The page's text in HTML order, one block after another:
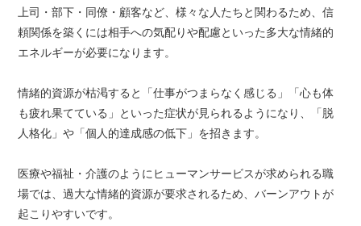
上司・部下・同僚・顧客など、様々な人たちと関わるため、信
頼関係を築くには相手への気配りや配慮といった多大な情緒的
エネルギーが必要になります。
情緒的資源が枯渇すると「仕事がつまらなく感じる」「心も体
も疲れ果てている」といった症状が見られるようになり、「脱
人格化」や「個人的達成感の低下」を招きます。
医療や福祉・介護のようにヒューマンサービスが求められる職
場では、過大な情緒的資源が要求されるため、バーンアウトが
起こりやすいです。